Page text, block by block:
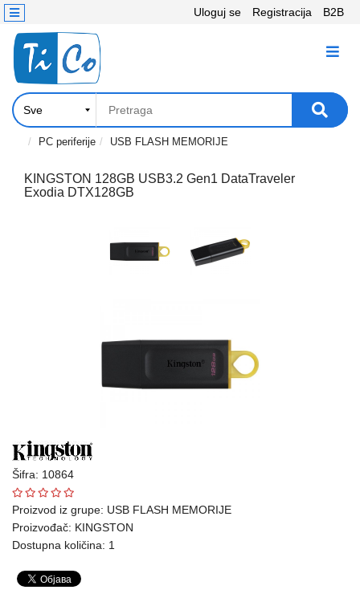
Uloguj se Registracija B2B
KATEGORIJE
Računari,
Komponente
Laptop
tablet
Telefoni
oprema
Mrežna
Kontakt
PC periferije USB FLASH MEMORIJE
KINGSTON 128GB USB3.2 Gen1 DataTraveler
Exodia DTX128GB
Šifra: 10864
Proizvod iz grupe: USB FLASH MEMORIJE
Proizvođač: KINGSTON
Dostupna količina: 1